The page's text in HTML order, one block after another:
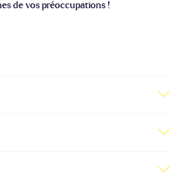
de vos préoccupations !